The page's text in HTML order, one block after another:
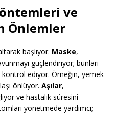
ve
Önlemler
başlıyor. Maske,
güçlendiriyor; bunları
kontrol ediyor. Örneğin, yemek
önlüyor. Aşılar,
ve hastalık süresini
yönetmede yardımcı;